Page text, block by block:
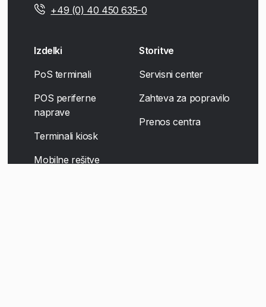
+49 (0) 40 450 635-0
Izdelki
PoS terminali
POS periferne
naprave
Terminali kiosk
Mobilne rešitve
Storitve
Servisni center
Zahteva za popravilo
Prenos centra